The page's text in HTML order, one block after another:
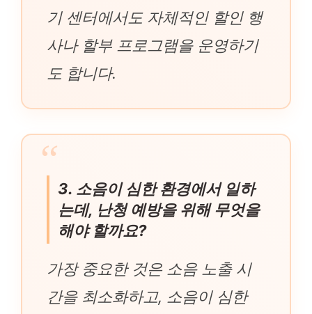
기 센터에서도 자체적인 할인 행
사나 할부 프로그램을 운영하기
도 합니다.
3. 소음이 심한 환경에서 일하
는데, 난청 예방을 위해 무엇을
해야 할까요?
가장 중요한 것은 소음 노출 시
간을 최소화하고, 소음이 심한